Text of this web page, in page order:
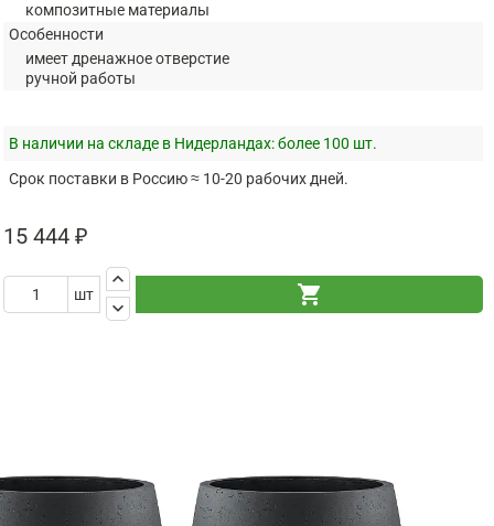
композитные материалы
Особенности
имеет дренажное отверстие
ручной работы
В наличии на складе в Нидерландах:более 100 шт.
Срок поставки в Россию ≈ 10-20 рабочих дней.
15 444 ₽
шт
keyboard_arrow_up
keyboard_arrow_down
shopping_cart